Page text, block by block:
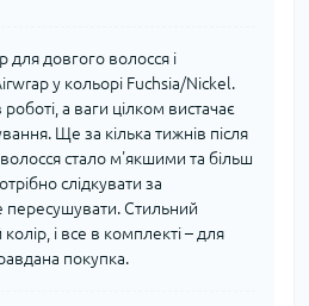
для довгого волосся і
у кольорі Fuchsia/Nickel.
а ваги цілком вистачає
Ще за кілька тижнів після
стало м'якшими та більш
слідкувати за
Стильний
і все в комплекті – для
покупка.